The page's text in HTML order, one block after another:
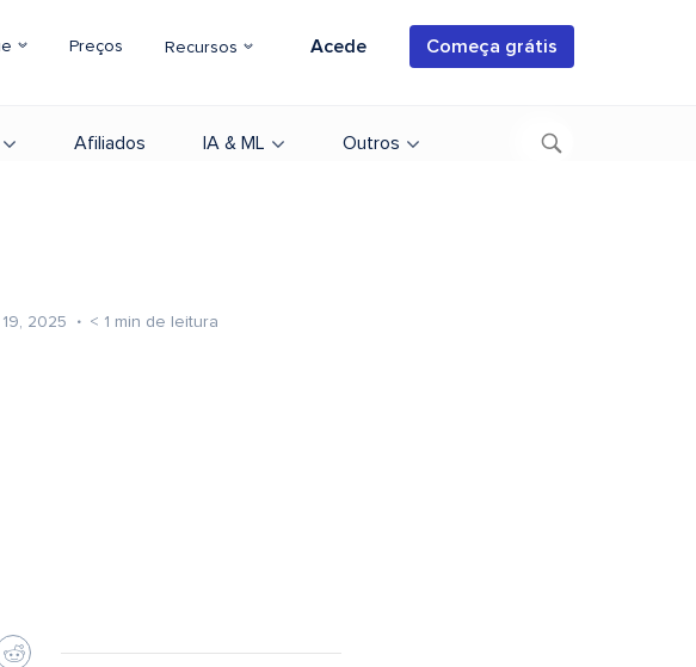
Preços Recursos Acede Começa grátis
Afiliados IA & ML Outros
2025 < 1 min de leitura